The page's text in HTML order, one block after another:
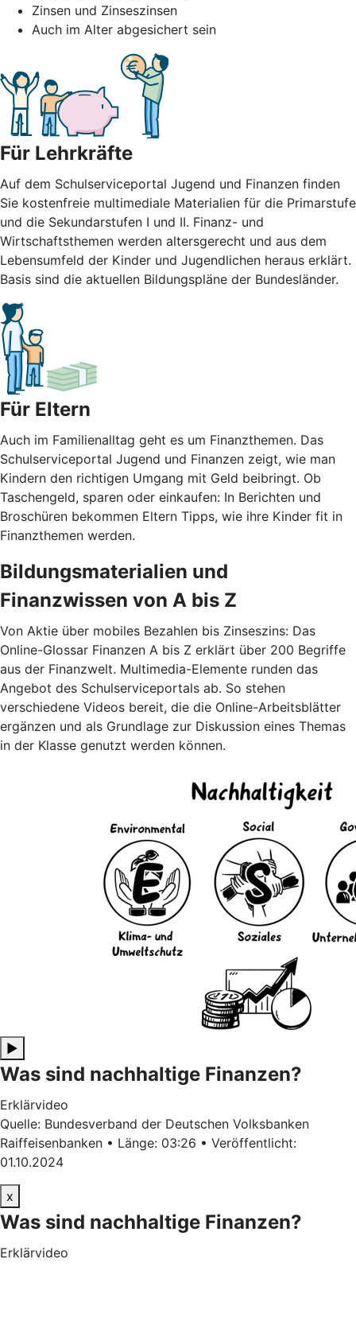
Zinsen und Zinseszinsen
Auch im Alter abgesichert sein
Für Lehrkräfte
Auf dem Schulserviceportal Jugend und Finanzen finden
Sie kostenfreie multimediale Materialien für die Primarstufe
und die Sekundarstufen I und II. Finanz- und
Wirtschaftsthemen werden altersgerecht und aus dem
Lebensumfeld der Kinder und Jugendlichen heraus erklärt.
Basis sind die aktuellen Bildungspläne der Bundesländer.
Für Eltern
Auch im Familienalltag geht es um Finanzthemen. Das
Schulserviceportal Jugend und Finanzen zeigt, wie man
Kindern den richtigen Umgang mit Geld beibringt. Ob
Taschengeld, sparen oder einkaufen: In Berichten und
Broschüren bekommen Eltern Tipps, wie ihre Kinder fit in
Finanzthemen werden.
Bildungsmaterialien und
Finanzwissen von A bis Z
Von Aktie über mobiles Bezahlen bis Zinseszins: Das
Online-Glossar Finanzen A bis Z erklärt über 200 Begriffe
aus der Finanzwelt. Multimedia-Elemente runden das
Angebot des Schulserviceportals ab. So stehen
verschiedene Videos bereit, die die Online-Arbeitsblätter
ergänzen und als Grundlage zur Diskussion eines Themas
in der Klasse genutzt werden können.
▶
Was sind nachhaltige Finanzen?
Erklärvideo
Quelle: Bundesverband der Deutschen Volksbanken
Raiffeisenbanken • Länge: 03:26 • Veröffentlicht:
01.10.2024
x
Was sind nachhaltige Finanzen?
Erklärvideo